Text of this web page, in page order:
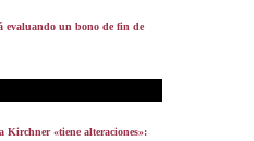
evaluando un bono de fin de
«tiene alteraciones»: